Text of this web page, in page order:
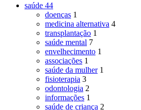
saúde 44
doenças 1
medicina alternativa 4
transplantação 1
saúde mental 7
envelhecimento 1
associações 1
saúde da mulher 1
fisioterapia 3
odontologia 2
informações 1
saúde de criança 2